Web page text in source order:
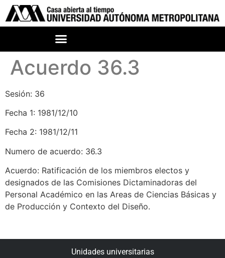
Acuerdo 36.3
Sesión: 36
Fecha 1: 1981/12/10
Fecha 2: 1981/12/11
Numero de acuerdo: 36.3
Acuerdo: Ratificación de los miembros electos y
designados de las Comisiones Dictaminadoras del
Personal Académico en las Areas de Ciencias Básicas y
de Producción y Contexto del Diseño.
Unidades universitarias